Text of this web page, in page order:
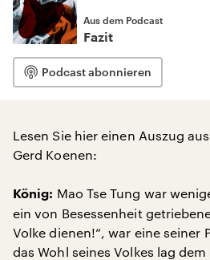
Aus dem Podcast
Fazit
Podcast abonnieren
Lesen Sie hier einen Auszug
Gerd Koenen:
König: Mao Tse Tung war
ein von Besessenheit
Volke dienen!“, war eine seiner
das Wohl seines Volkes lag